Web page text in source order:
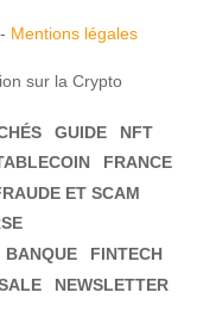
Mentions légales
sur la Crypto
GUIDE
NFT
FRANCE
ET SCAM
BANQUE
FINTECH
NEWSLETTER